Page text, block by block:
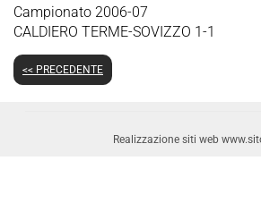
Campionato 2006-07
CALDIERO TERME-SOVIZZO 1-1
<< PRECEDENTE
Realizzazione siti web